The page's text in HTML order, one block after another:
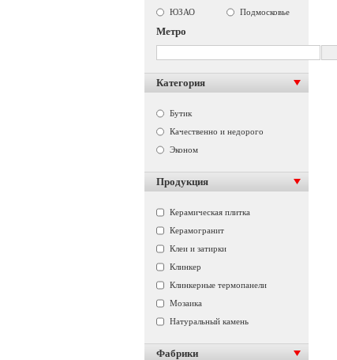
ЮЗАО
Подмосковье
Метро
Категория
Бутик
Качественно и недорого
Эконом
Продукция
Керамическая плитка
Керамогранит
Клеи и затирки
Клинкер
Клинкерные термопанели
Мозаика
Натуральный камень
Фабрики